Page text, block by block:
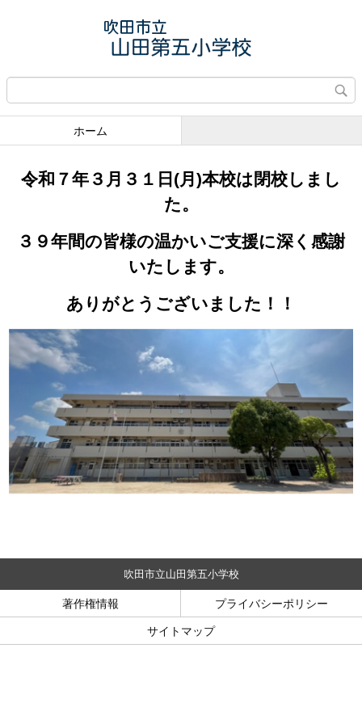
ホーム
令和７年３月３１日(月)本校は閉校しまし
た。
３９年間の皆様の温かいご支援に深く感謝
いたします。
ありがとうございました！！
吹田市立山田第五小学校
著作権情報 プライバシーポリシー
サイトマップ